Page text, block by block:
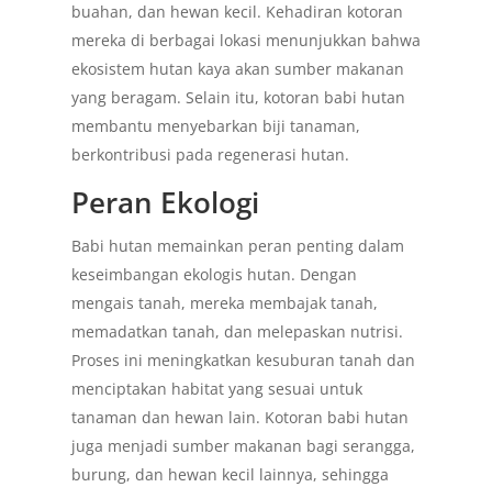
buahan, dan hewan kecil. Kehadiran kotoran
mereka di berbagai lokasi menunjukkan bahwa
ekosistem hutan kaya akan sumber makanan
yang beragam. Selain itu, kotoran babi hutan
membantu menyebarkan biji tanaman,
berkontribusi pada regenerasi hutan.
Peran Ekologi
Babi hutan memainkan peran penting dalam
keseimbangan ekologis hutan. Dengan
mengais tanah, mereka membajak tanah,
memadatkan tanah, dan melepaskan nutrisi.
Proses ini meningkatkan kesuburan tanah dan
menciptakan habitat yang sesuai untuk
tanaman dan hewan lain. Kotoran babi hutan
juga menjadi sumber makanan bagi serangga,
burung, dan hewan kecil lainnya, sehingga